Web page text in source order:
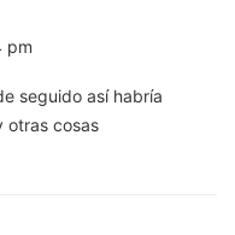
pm
seguido así habría
otras cosas